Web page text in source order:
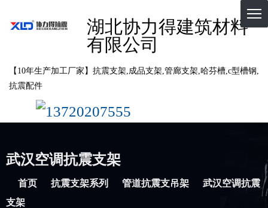
湖北协力得建筑材料
有限公司
【10年生产加工厂家】抗震支架,成品支架,管廊支架,哈芬槽,c型槽钢,
抗震配件
13720207555
武汉空调抗震支架
首页 抗震支架系列 管道抗震支吊架
武汉空调抗震
支架